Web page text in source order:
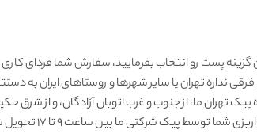
گزینه پست رو انتخاب بفرمایید، سفارش شما فردای
نداره تهران یا سایر شهرها و روستاهای ایران به
تهران ما، از جنوب و غرب اتوبان آزادگان، و از شرق
پیک شرکتی ما بين ساعت 9 تا 17 تحويل شما مى شود.